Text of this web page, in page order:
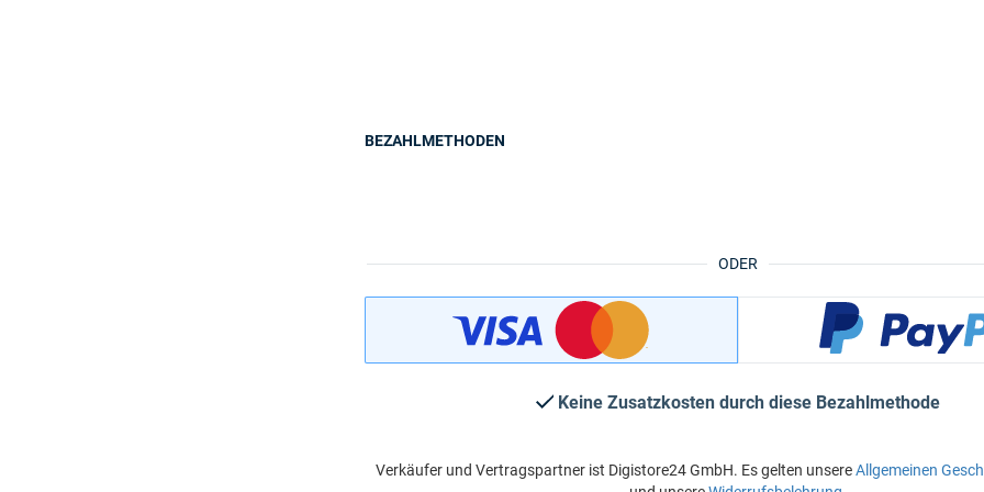
ODER
BEZAHLMETHODEN
Keine Zusatzkosten durch diese Bezahlmethode
Verkäufer und Vertragspartner ist Digistore24 GmbH. Es gelten unsereAllgemeinen